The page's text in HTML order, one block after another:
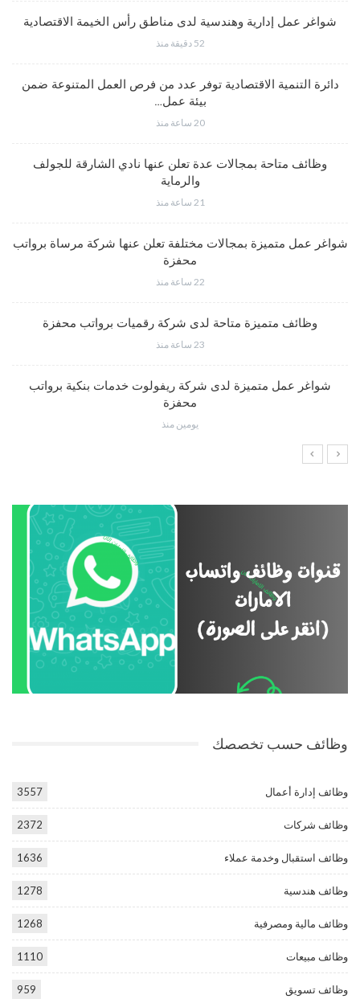
شواغر عمل إدارية وهندسية لدى مناطق رأس الخيمة الاقتصادية
52 دقيقة منذ
دائرة التنمية الاقتصادية توفر عدد من فرص العمل المتنوعة ضمن
بيئة عمل…
20 ساعة منذ
وظائف متاحة بمجالات عدة تعلن عنها نادي الشارقة للجولف
والرماية
21 ساعة منذ
شواغر عمل متميزة بمجالات مختلفة تعلن عنها شركة مرساة برواتب
محفزة
22 ساعة منذ
وظائف متميزة متاحة لدى شركة رقميات برواتب محفزة
23 ساعة منذ
شواغر عمل متميزة لدى شركة ريفولوت خدمات بنكية برواتب
محفزة
يومين منذ
وظائف حسب تخصصك
وظائف إدارة أعمال 3557
وظائف شركات 2372
وظائف استقبال وخدمة عملاء 1636
وظائف هندسية 1278
وظائف مالية ومصرفية 1268
وظائف مبيعات 1110
وظائف تسويق 959